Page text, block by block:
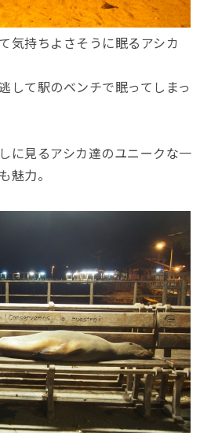
気持ちよさそうに眠るアシカ
して駅のベンチで眠ってしまっ
に見るアシカ達のユニークな一
魅力。